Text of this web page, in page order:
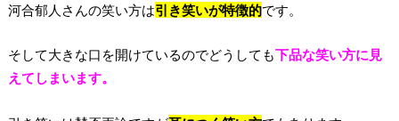
河合郁人さんの笑い方は引き笑いが特徴的です。
そして大きな口を開けているのでどうしても下品な笑い方に見
えてしまいます。